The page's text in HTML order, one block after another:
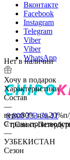
Вконтакте
Facebook
Instagram
Telegram
Viber
Viber
WhatsApp
8 800 333-30-11
г.Санкт-
Нет в наличии
Хочу в подарок
Характеристики
Состав
—
верх:80% п/
Страна
—
УЗБЕКИСТАН
Сезон